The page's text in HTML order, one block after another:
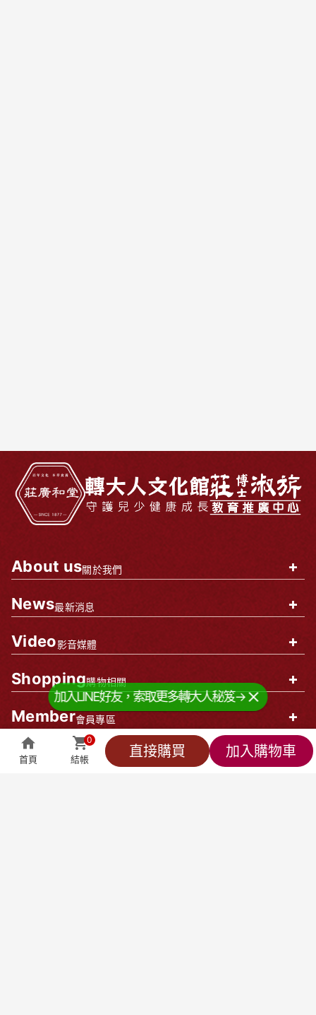
首頁 結帳
0
直接購買 加入購物車
加入LINE好友，索取更多轉大人秘笈→
About us關於我們 +
News最新消息 +
Video影音媒體 +
Shopping購物相關 +
Member會員專區 +
企業資訊
全部商品 萬能客服 貼心小編 會員專區
0
結帳